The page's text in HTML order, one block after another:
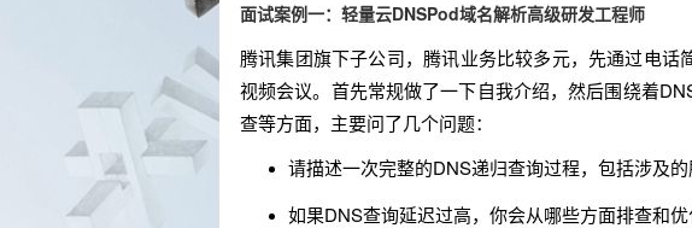
面试案例一：轻量云DNSPod域名解析高级研发工程师
腾讯集团旗下子公司，腾讯业务比较多元，先通过电
视频会议。首先常规做了一下自我介绍，然后围绕着
查等方面，主要问了几个问题：
请描述一次完整的DNS递归查询过程，包括涉及
如果DNS查询延迟过高，你会从哪些方面排查和优